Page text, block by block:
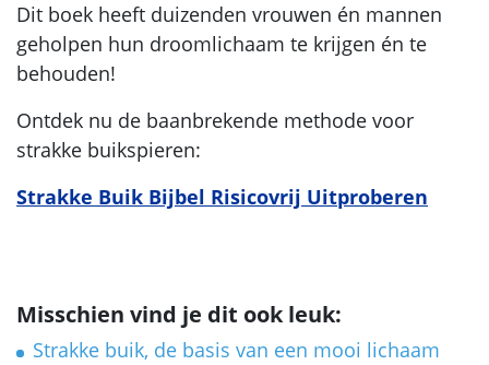
Dit boek heeft duizenden vrouwen én mannen
geholpen hun droomlichaam te krijgen én te
behouden!
Ontdek nu de baanbrekende methode voor
strakke buikspieren:
Strakke Buik Bijbel Risicovrij Uitproberen
Misschien vind je dit ook leuk:
Strakke buik, de basis van een mooi lichaam